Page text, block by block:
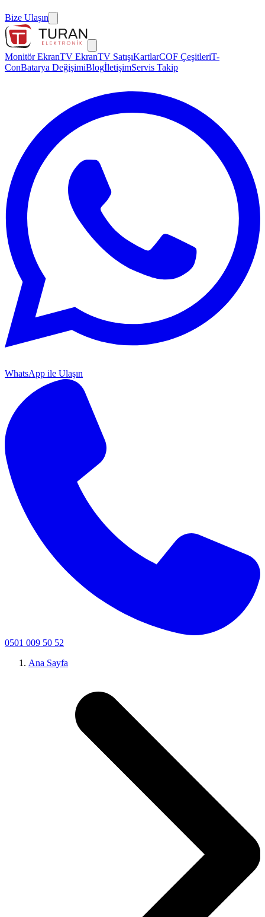
Bize Ulaşın
Monitör EkranTV EkranTV SatışıKartlarCOF ÇeşitleriT-
ConBatarya DeğişimiBlogİletişimServis Takip
WhatsApp ile Ulaşın
0501 009 50 52
Ana Sayfa